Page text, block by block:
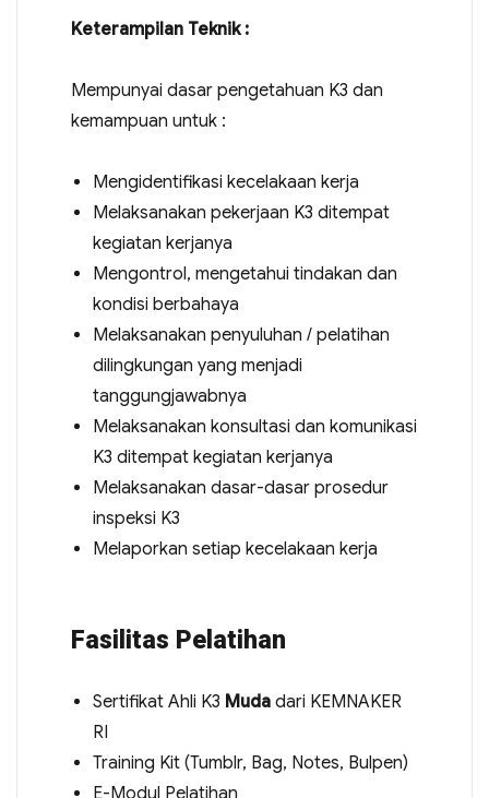
Keterampilan Teknik :
Mempunyai dasar pengetahuan K3 dan
kemampuan untuk :
Mengidentifikasi kecelakaan kerja
Melaksanakan pekerjaan K3 ditempat
kegiatan kerjanya
Mengontrol, mengetahui tindakan dan
kondisi berbahaya
Melaksanakan penyuluhan / pelatihan
dilingkungan yang menjadi
tanggungjawabnya
Melaksanakan konsultasi dan komunikasi
K3 ditempat kegiatan kerjanya
Melaksanakan dasar-dasar prosedur
inspeksi K3
Melaporkan setiap kecelakaan kerja
Fasilitas Pelatihan
Sertifikat Ahli K3 Mudadari KEMNAKER
RI
Training Kit (Tumblr, Bag, Notes, Bulpen)
E-Modul Pelatihan